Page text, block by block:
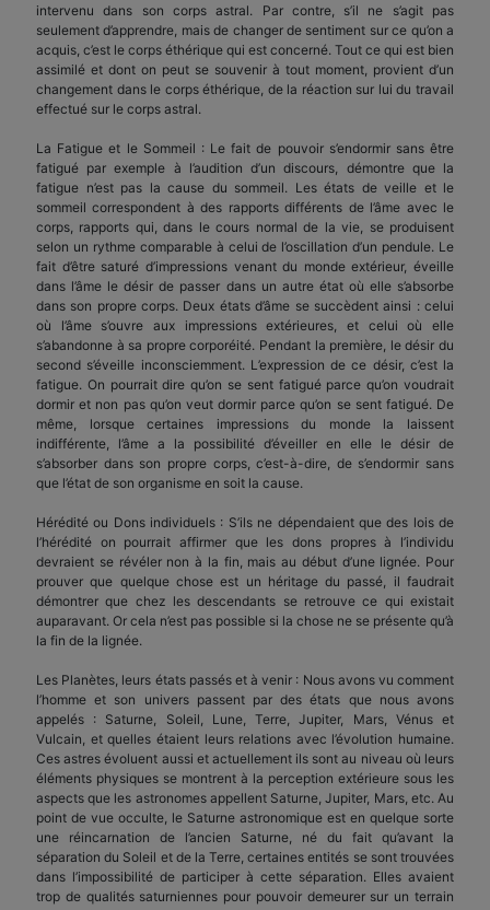
intervenu dans son corps astral. Par contre, s’il ne s’agit pas
seulement d’apprendre, mais de changer de sentiment sur ce qu’on a
acquis, c’est le corps éthérique qui est concerné. Tout ce qui est bien
assimilé et dont on peut se souvenir à tout moment, provient d’un
changement dans le corps éthérique, de la réaction sur lui du travail
effectué sur le corps astral.
La Fatigue et le Sommeil : Le fait de pouvoir s’endormir sans être
fatigué par exemple à l’audition d’un discours, démontre que la
fatigue n’est pas la cause du sommeil. Les états de veille et le
sommeil correspondent à des rapports différents de l’âme avec le
corps, rapports qui, dans le cours normal de la vie, se produisent
selon un rythme comparable à celui de l’oscillation d’un pendule. Le
fait d’être saturé d’impressions venant du monde extérieur, éveille
dans l’âme le désir de passer dans un autre état où elle s’absorbe
dans son propre corps. Deux états d’âme se succèdent ainsi : celui
où l’âme s’ouvre aux impressions extérieures, et celui où elle
s’abandonne à sa propre corporéité. Pendant la première, le désir du
second s’éveille inconsciemment. L’expression de ce désir, c’est la
fatigue. On pourrait dire qu’on se sent fatigué parce qu’on voudrait
dormir et non pas qu’on veut dormir parce qu’on se sent fatigué. De
même, lorsque certaines impressions du monde la laissent
indifférente, l’âme a la possibilité d’éveiller en elle le désir de
s’absorber dans son propre corps, c’est-à-dire, de s’endormir sans
que l’état de son organisme en soit la cause.
Hérédité ou Dons individuels : S’ils ne dépendaient que des lois de
l’hérédité on pourrait affirmer que les dons propres à l’individu
devraient se révéler non à la fin, mais au début d’une lignée. Pour
prouver que quelque chose est un héritage du passé, il faudrait
démontrer que chez les descendants se retrouve ce qui existait
auparavant. Or cela n’est pas possible si la chose ne se présente qu’à
la fin de la lignée.
Les Planètes, leurs états passés et à venir : Nous avons vu comment
l’homme et son univers passent par des états que nous avons
appelés : Saturne, Soleil, Lune, Terre, Jupiter, Mars, Vénus et
Vulcain, et quelles étaient leurs relations avec l’évolution humaine.
Ces astres évoluent aussi et actuellement ils sont au niveau où leurs
éléments physiques se montrent à la perception extérieure sous les
aspects que les astronomes appellent Saturne, Jupiter, Mars, etc. Au
point de vue occulte, le Saturne astronomique est en quelque sorte
une réincarnation de l’ancien Saturne, né du fait qu’avant la
séparation du Soleil et de la Terre, certaines entités se sont trouvées
dans l’impossibilité de participer à cette séparation. Elles avaient
trop de qualités saturniennes pour pouvoir demeurer sur un terrain